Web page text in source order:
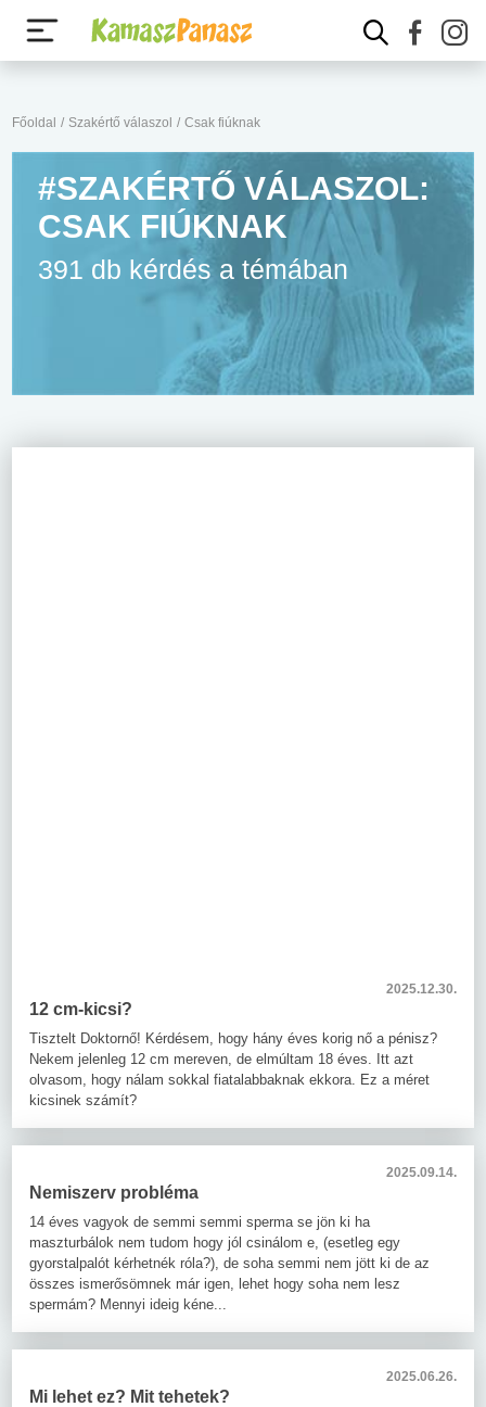
Főoldal / Szakértő válaszol / Csak fiúknak
#SZAKÉRTŐ VÁLASZOL:
CSAK FIÚKNAK
391 db kérdés a témában
2025.12.30.
12 cm-kicsi?
Tisztelt Doktornő! Kérdésem, hogy hány éves korig nő a pénisz?
Nekem jelenleg 12 cm mereven, de elmúltam 18 éves. Itt azt
olvasom, hogy nálam sokkal fiatalabbaknak ekkora. Ez a méret
kicsinek számít?
2025.09.14.
Nemiszerv probléma
14 éves vagyok de semmi semmi sperma se jön ki ha
maszturbálok nem tudom hogy jól csinálom e, (esetleg egy
gyorstalpalót kérhetnék róla?), de soha semmi nem jött ki de az
összes ismerősömnek már igen, lehet hogy soha nem lesz
spermám? Mennyi ideig kéne...
2025.06.26.
Mi lehet ez? Mit tehetek?